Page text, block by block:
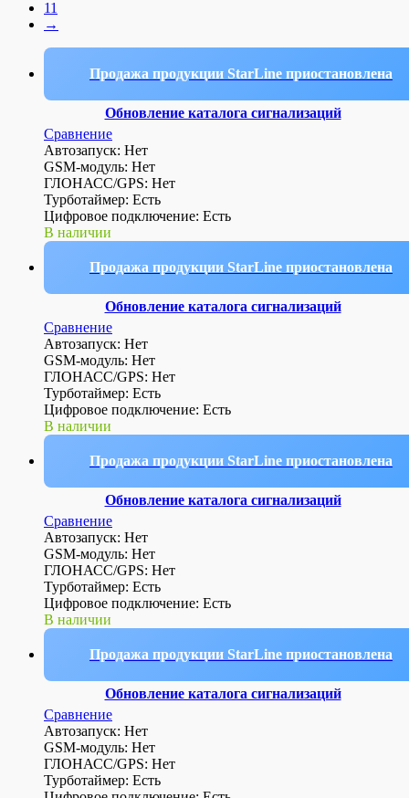
11
→
Продажа продукции StarLine приостановлена
Обновление каталога сигнализаций
Сравнение
Автозапуск: Нет
GSM-модуль: Нет
ГЛОНАСС/GPS: Нет
Турботаймер: Есть
Цифровое подключение: Есть
В наличии
Продажа продукции StarLine приостановлена
Обновление каталога сигнализаций
Сравнение
Автозапуск: Нет
GSM-модуль: Нет
ГЛОНАСС/GPS: Нет
Турботаймер: Есть
Цифровое подключение: Есть
В наличии
Продажа продукции StarLine приостановлена
Обновление каталога сигнализаций
Сравнение
Автозапуск: Нет
GSM-модуль: Нет
ГЛОНАСС/GPS: Нет
Турботаймер: Есть
Цифровое подключение: Есть
В наличии
Продажа продукции StarLine приостановлена
Обновление каталога сигнализаций
Сравнение
Автозапуск: Нет
GSM-модуль: Нет
ГЛОНАСС/GPS: Нет
Турботаймер: Есть